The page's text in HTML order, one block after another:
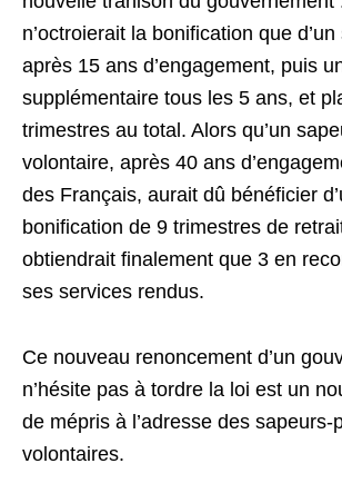
n’octroierait la bonification que
après 15 ans d’engagement, puis
supplémentaire tous les 5 ans, et
trimestres au total. Alors qu’un
volontaire, après 40 ans
des Français, aurait dû bénéficier
bonification de 9 trimestres de
obtiendrait finalement que 3 en
ses services rendus.
Ce nouveau renoncement d’un
n’hésite pas à tordre la loi est un
de mépris à l’adresse des sapeurs-
volontaires.